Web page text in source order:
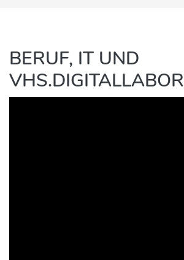
BERUF, IT UND
VHS.DIGITALLABOR